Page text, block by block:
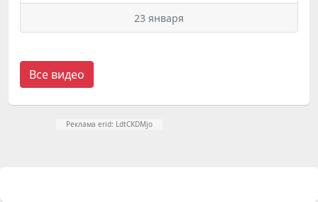
23 января
Все видео
Реклама erid: LdtCKDMjo